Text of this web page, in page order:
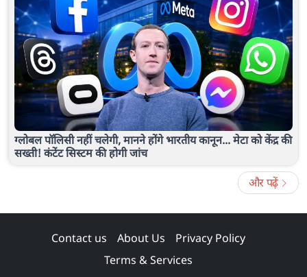
ग्लोबल पॉलिसी नहीं चलेगी, मानने होंगे भारतीय कानून... मेटा को केंद्र की
सख्ती! कंटेंट सिस्टम की होगी जांच
और पढ़ें
Contact us About Us
Privacy Policy
Terms & Services